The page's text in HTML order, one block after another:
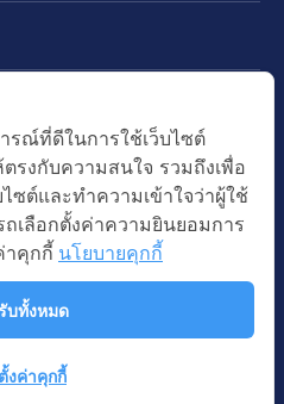
บายการใช้คุกกี้
สเซท อินเตอร์กรุ๊ป จำกัด (มหาชน).
รณ์ที่ดีในการใช้เว็บไซต์
รงกับความสนใจ รวมถึงเพื่อ
ซต์และทำความเข้าใจว่าผู้ใช้
เลือกตั้งค่าความยินยอมการ
าคุกกี้ นโยบายคุกกี้
บทั้งหมด
งค่าคุกกี้